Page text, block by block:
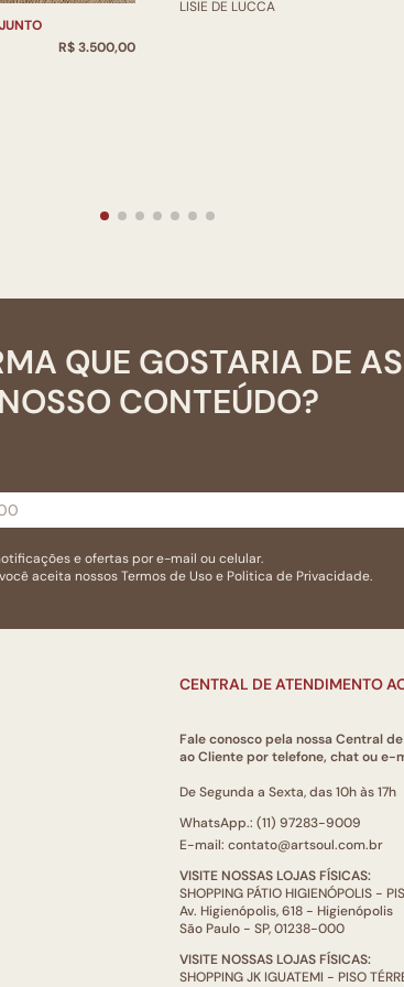
R$ 3.500,00
LISIE DE LUCCA
QUE GOSTARIA DE
NOSSO CONTEÚDO?
e ofertas por e-mail ou celular.
aceita nossosTermos de Usoe Politica de Privacidade.
CENTRAL DE ATENDIMENTO
Fale conosco pela nossa Central
ao Cliente por telefone, chat ou e-
De Segunda a Sexta, das 10h às 17h
WhatsApp.: (11) 97283-9009
E-mail: contato@artsoul.com.br
VISITE NOSSAS LOJAS FÍSICAS:
SHOPPING PÁTIO HIGIENÓPOLIS -
Av. Higienópolis, 618 - Higienópolis
São Paulo - SP, 01238-000
VISITE NOSSAS LOJAS FÍSICAS:
SHOPPING JK IGUATEMI - PISO